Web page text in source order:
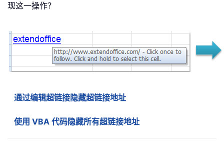
现这一操作？
通过编辑超链接隐藏超链接地址
使用 VBA 代码隐藏所有超链接地址